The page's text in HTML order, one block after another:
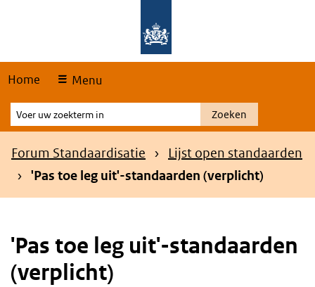
Home Menu
Voer
uw
zoekterm
Zoeken
Kruimelpad
Forum Standaardisatie
Lijst open standaarden
'Pas toe leg uit'-standaarden (verplicht)
'Pas toe leg uit'-standaarden
(verplicht)